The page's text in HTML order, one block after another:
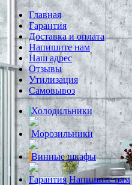
Главная
Гарантия
Доставка и оплата
Напишите нам
Наш адрес
Отзывы
Утилизация
Самовывоз
Холодильники
Морозильники
Винные шкафы
Гарантия Напишите нам